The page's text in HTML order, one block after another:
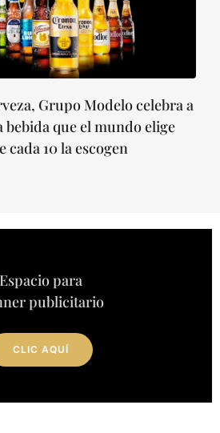
Grupo Modelo celebra a
bebida que el mundo elige
cada 10 la escogen
Espacio para
publicitario
CLIC AQUÍ